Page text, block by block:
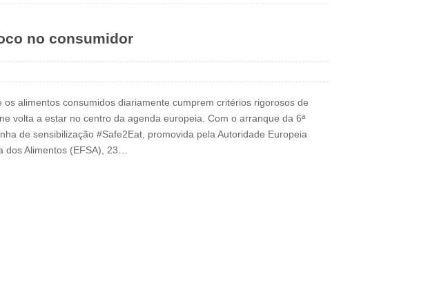
no consumidor
os alimentos consumidos diariamente cumprem critérios rigorosos de
volta a estar no centro da agenda europeia. Com o arranque da 6ª
de sensibilização #Safe2Eat, promovida pela Autoridade Europeia
dos Alimentos (EFSA), 23…